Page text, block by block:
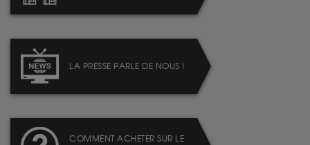
LA PRESSE PARLE DE NOUS !
COMMENT ACHETER SUR LE